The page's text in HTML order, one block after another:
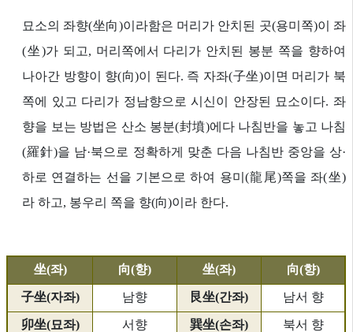
묘소의 좌향(坐向)이라함은 머리가 안치된 곳(용미쪽)이 좌
(坐)가 되고, 머리쪽에서 다리가 안치된 봉분 쪽을 향하여
나아간 방향이 향(向)이 된다. 즉 자좌(子坐)이면 머리가 북
쪽에 있고 다리가 정남향으로 시신이 안장된 묘소이다. 좌
향을 보는 방법은 산소 봉분(封墳)에다 나침반을 놓고 나침
(羅針)을 남·북으로 정확하게 맞춘 다음 나침반 중앙을 상·
하로 연결하는 선을 기본으로 하여 용미(龍尾)쪽을 좌(坐)
라 하고, 봉우리 쪽을 향(向)이라 한다.
坐(좌) 向(향) 坐(좌) 向(향)
子坐(자좌) 남향 艮坐(간좌) 남서 향
卯坐(묘좌) 서향 巽坐(손좌) 북서 향